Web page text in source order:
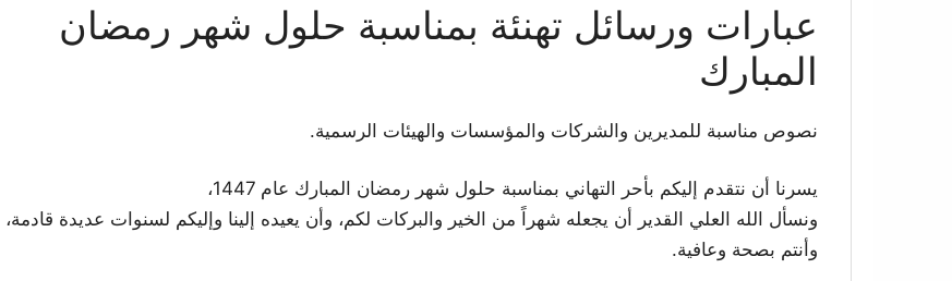
عبارات ورسائل تهنئة بمناسبة حلول شهر رمضان
المبارك
نصوص مناسبة للمديرين والشركات والمؤسسات والهيئات الرسمية.
يسرنا أن نتقدم إليكم بأحر التهاني بمناسبة حلول شهر رمضان المبارك عام 1447،
ونسأل الله العلي القدير أن يجعله شهراً من الخير والبركات لكم، وأن يعيده إلينا وإليكم لسنوات عديدة قادمة،
وأنتم بصحة وعافية.